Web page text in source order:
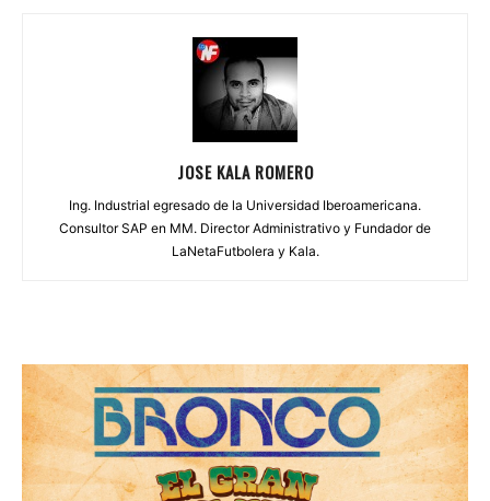
JOSE KALA ROMERO
Ing. Industrial egresado de la Universidad Iberoamericana.
Consultor SAP en MM. Director Administrativo y Fundador de
LaNetaFutbolera y Kala.